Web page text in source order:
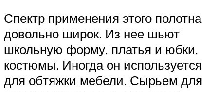
Спектр применения этого полотна
довольно широк. Из нее шьют
школьную форму, платья и юбки,
костюмы. Иногда он используется
для обтяжки мебели. Сырьем для